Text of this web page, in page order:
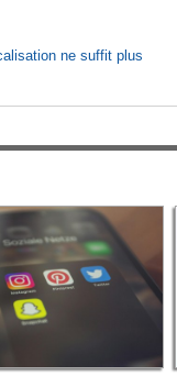
ne suffit plus